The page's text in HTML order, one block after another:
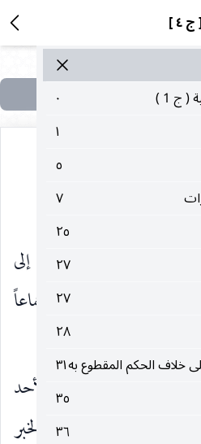
]
ج 1 )
٠
١
٥
٧
٢٥
٢٧
٢٧
٢٨
الحكم المقطوع به٣١
٣٥
٣٦
لا بأس بالتعرّض إلى
لبّيّا استقرائيّاً أو إجماعاً
عنها في بحث المرجحات لأحد
، وأُخرى : في انجبار الخبر